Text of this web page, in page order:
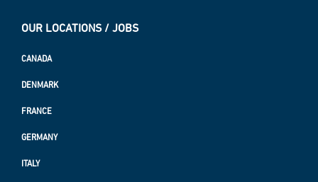
OUR LOCATIONS / JOBS
CANADA
DENMARK
FRANCE
GERMANY
ITALY